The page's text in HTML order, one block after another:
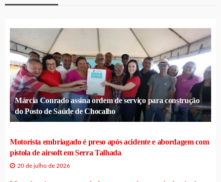
Márcia Conrado assina ordem de serviço para construção
do Posto de Saúde de Chocalho
Motorista embriagado é preso após acidente e abordagem com
pistola de airsoft em Serra Talhada
20 de julho de 2026